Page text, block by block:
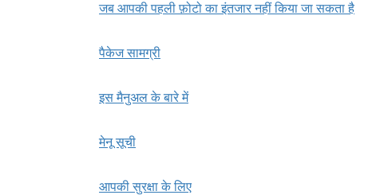
जब आपकी पहली फ़ोटो का इंतजार नहीं किया जा सकता है
पैकेज सामग्री
इस मैनुअल के बारे में
मेनू सूची
आपकी सुरक्षा के लिए